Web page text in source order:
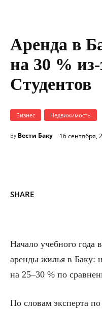
Аренда в
на 30 %
Студентов
Бизнес Недвижимость
By Вести Баку 16 сентября,
SHARE
Начало учебного года
аренды жилья в Баку:
на 25–30 % по
По словам эксперта